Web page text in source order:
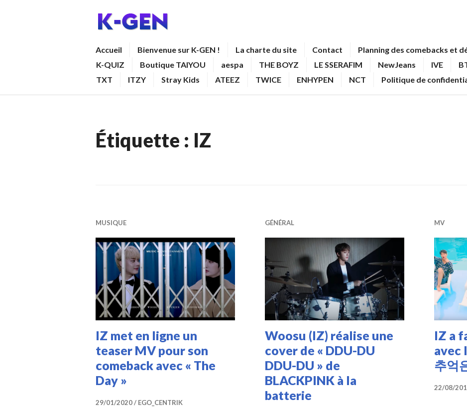
Accueil Bienvenue sur K-GEN ! La charte du site Contact Planning des comebacks et
K-QUIZ
Boutique TAIYOU aespa THE BOYZ LE SSERAFIM NewJeans IVE
TXT
ITZY Stray Kids ATEEZ TWICE ENHYPEN NCT Politique de
Étiquette : IZ
MUSIQUE
IZ met en ligne un
teaser MV pour son
comeback avec « The
Day »
29/01/2020 EGO_CENTRIK
GÉNÉRAL
Woosu (IZ) réalise une
cover de « DDU-DU
DDU-DU » de
BLACKPINK à la
batterie
MV
IZ a
avec
추억
22/08/